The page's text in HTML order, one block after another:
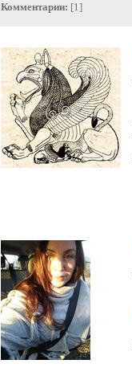
Комментарии: [1]